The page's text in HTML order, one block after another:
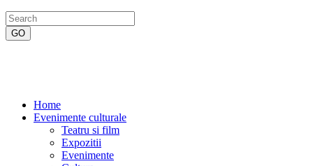
Home
Evenimente culturale
Teatru si film
Expozitii
Evenimente